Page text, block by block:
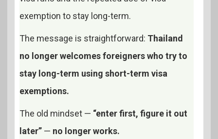
exemption to stay long-term.
The message is straightforward: Thailand
no longer welcomes foreigners who try to
stay long-term using short-term visa
exemptions.
The old mindset — “enter first, figure it out
later” — no longer works.